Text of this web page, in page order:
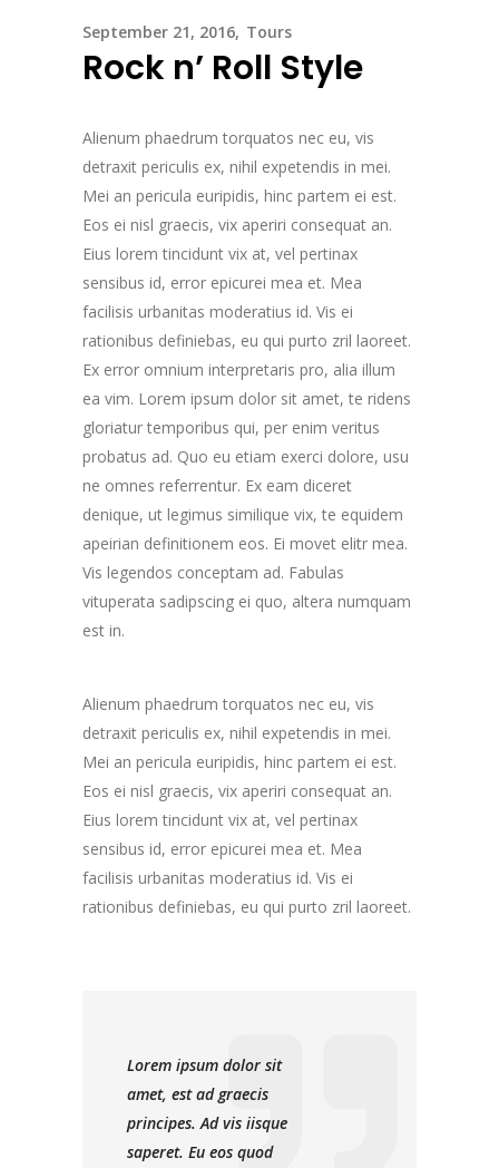
September 21, 2016 Tours
Rock n’ Roll Style
Alienum phaedrum torquatos nec eu, vis
detraxit periculis ex, nihil expetendis in mei.
Mei an pericula euripidis, hinc partem ei est.
Eos ei nisl graecis, vix aperiri consequat an.
Eius lorem tincidunt vix at, vel pertinax
sensibus id, error epicurei mea et. Mea
facilisis urbanitas moderatius id. Vis ei
rationibus definiebas, eu qui purto zril laoreet.
Ex error omnium interpretaris pro, alia illum
ea vim. Lorem ipsum dolor sit amet, te ridens
gloriatur temporibus qui, per enim veritus
probatus ad. Quo eu etiam exerci dolore, usu
ne omnes referrentur. Ex eam diceret
denique, ut legimus similique vix, te equidem
apeirian definitionem eos. Ei movet elitr mea.
Vis legendos conceptam ad. Fabulas
vituperata sadipscing ei quo, altera numquam
est in.
Alienum phaedrum torquatos nec eu, vis
detraxit periculis ex, nihil expetendis in mei.
Mei an pericula euripidis, hinc partem ei est.
Eos ei nisl graecis, vix aperiri consequat an.
Eius lorem tincidunt vix at, vel pertinax
sensibus id, error epicurei mea et. Mea
facilisis urbanitas moderatius id. Vis ei
rationibus definiebas, eu qui purto zril laoreet.
Lorem ipsum dolor sit
amet, est ad graecis
principes. Ad vis iisque
saperet. Eu eos quod